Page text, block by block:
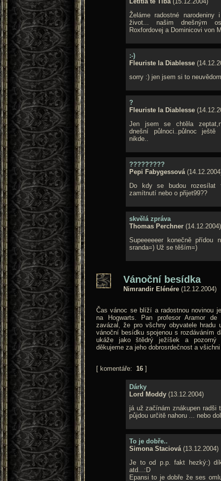
Želáme radostné
život... našim dnešným
Roxfordovej a Dominicovi von
:-)
Fleuriste la Diablesse
sorry :) jen jsem si to
?
Fleuriste la Diablesse
Jen jsem se chtěla
dnešní půlnoci..půlnoc
nikde..
?????????
Pepi Fabygessová
Do kdy se budou
zamítnutí nebo o přijet99??
skvělá zpráva
Thomas Perchner (14.12.2004)
Supeeeeeer konečně přídou
sranda=) Už se těším=)
Vánoční besídka
Nimrandir Elénére (12.12.2004)
Čas vánoc se blíží a radostnou novinou
na Hogwarts. Pan profesor Aramor
zavázal, že pro všchny obyvatele hradu
vánoční besídku spojenou s rozdáváním
ukáže jako štědrý ježíšek a pozorný
děkujeme za jeho dobrosrdečnost a
[ komentáře: 16 ]
Dárky
Lord Moddy (13.12.2004)
já už začínám znákupen radši
půjdou určitě nahoru ... nebo
To je dobře..
Simona Staciová(13.12.2004)
Je to od p.p. fakt hezký:)
atd...:D
Epansi to je dobře že ses